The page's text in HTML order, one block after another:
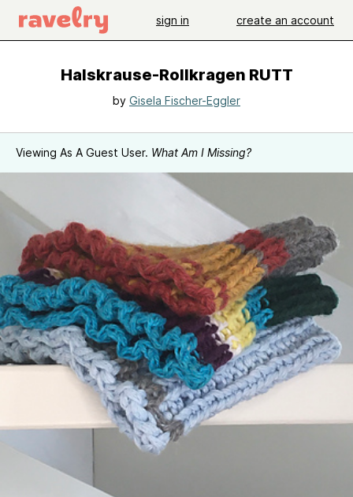
sign in create an account
Halskrause-Rollkragen RUTT
by Gisela Fischer-Eggler
Viewing As A Guest User. What Am I Missing?